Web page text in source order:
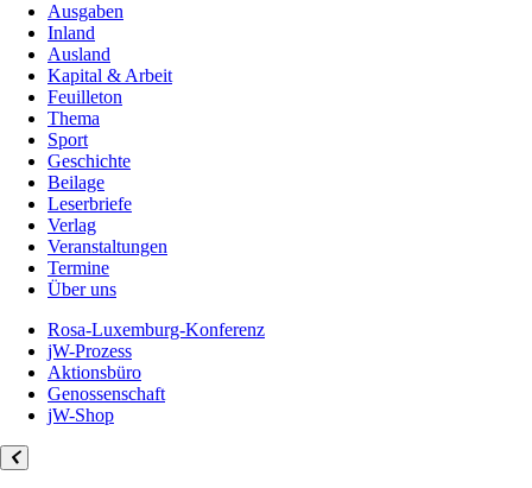
Ausgaben
Inland
Ausland
Kapital & Arbeit
Feuilleton
Thema
Sport
Geschichte
Beilage
Leserbriefe
Verlag
Veranstaltungen
Termine
Über uns
Rosa-Luxemburg-Konferenz
jW-Prozess
Aktionsbüro
Genossenschaft
jW-Shop